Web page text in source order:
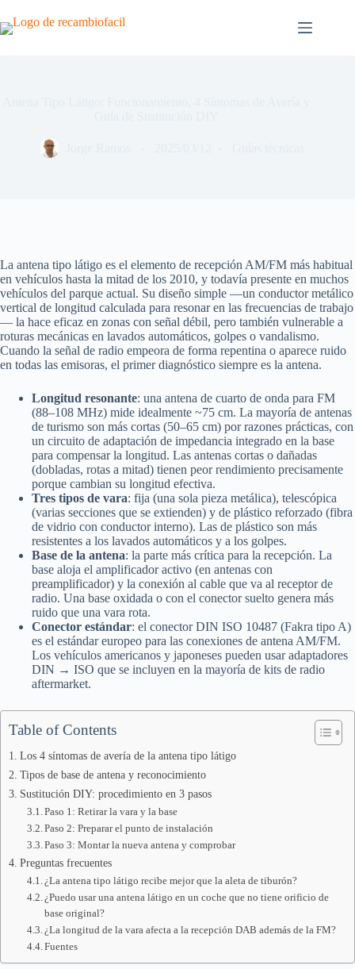
al
contenido
La antena tipo látigo es el elemento de recepción AM/FM más habitual
en vehículos hasta la mitad de los 2010, y todavía presente en muchos
vehículos del parque actual. Su diseño simple —un conductor metálico
vertical de longitud calculada para resonar en las frecuencias de trabajo
— la hace eficaz en zonas con señal débil, pero también vulnerable a
roturas mecánicas en lavados automáticos, golpes o vandalismo.
Cuando la señal de radio empeora de forma repentina o aparece ruido
en todas las emisoras, el primer diagnóstico siempre es la antena.
Longitud resonante: una antena de cuarto de onda para FM
(88–108 MHz) mide idealmente ~75 cm. La mayoría de antenas
de turismo son más cortas (50–65 cm) por razones prácticas, con
un circuito de adaptación de impedancia integrado en la base
para compensar la longitud. Las antenas cortas o dañadas
(dobladas, rotas a mitad) tienen peor rendimiento precisamente
porque cambian su longitud efectiva.
Tres tipos de vara: fija (una sola pieza metálica), telescópica
(varias secciones que se extienden) y de plástico reforzado (fibra
de vidrio con conductor interno). Las de plástico son más
resistentes a los lavados automáticos y a los golpes.
Base de la antena: la parte más crítica para la recepción. La
base aloja el amplificador activo (en antenas con
preamplificador) y la conexión al cable que va al receptor de
radio. Una base oxidada o con el conector suelto genera más
ruido que una vara rota.
Conector estándar: el conector DIN ISO 10487 (Fakra tipo A)
es el estándar europeo para las conexiones de antena AM/FM.
Los vehículos americanos y japoneses pueden usar adaptadores
DIN → ISO que se incluyen en la mayoría de kits de radio
aftermarket.
Table of Contents
Los 4 síntomas de avería de la antena tipo látigo
Tipos de base de antena y reconocimiento
Sustitución DIY: procedimiento en 3 pasos
Paso 1: Retirar la vara y la base
Paso 2: Preparar el punto de instalación
Paso 3: Montar la nueva antena y comprobar
Preguntas frecuentes
¿La antena tipo látigo recibe mejor que la aleta de tiburón?
¿Puedo usar una antena látigo en un coche que no tiene orificio de
base original?
¿La longitud de la vara afecta a la recepción DAB además de la FM?
Fuentes